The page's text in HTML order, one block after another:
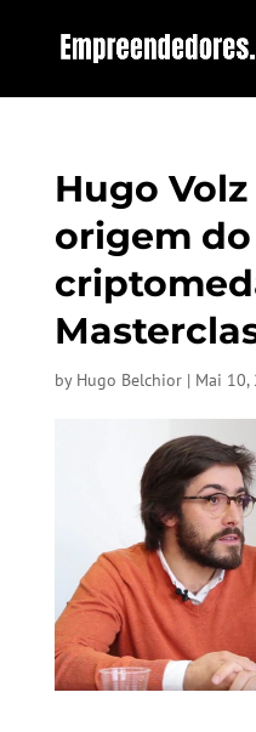
Hugo
origem
by Hugo Belchior| Mai 10,